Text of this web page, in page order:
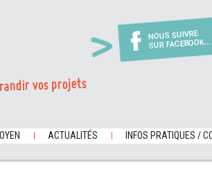
NOUS SUIVRE
SUR FACEBOOK...
vos projets
ACTUALITÉS INFOS PRATIQUES /